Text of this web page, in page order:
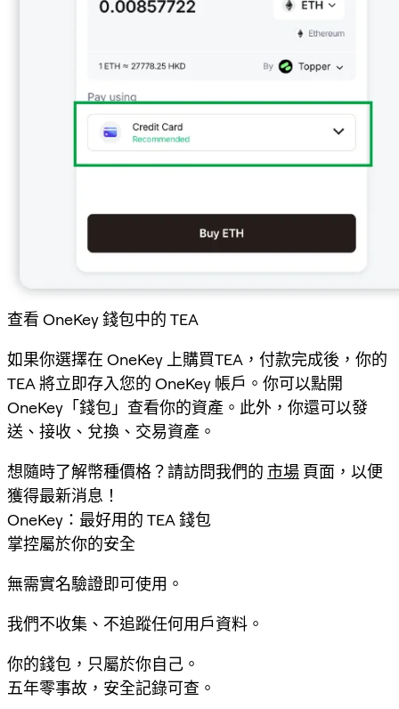
查看 OneKey 錢包中的 TEA
如果你選擇在 OneKey 上購買TEA，付款完成後，你的
TEA 將立即存入您的 OneKey 帳戶。你可以點開
OneKey「錢包」查看你的資產。此外，你還可以發
送、接收、兌換、交易資產。
想隨時了解幣種價格？請訪問我們的 市場 頁面，以便
獲得最新消息！
OneKey：最好用的 TEA 錢包
掌控屬於你的安全
無需實名驗證即可使用。
我們不收集、不追蹤任何用戶資料。
你的錢包，只屬於你自己。
五年零事故，安全記錄可查。